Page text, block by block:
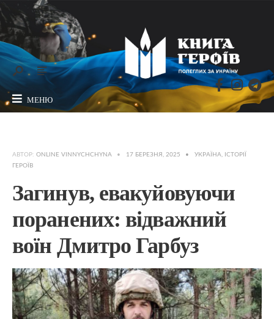
МЕНЮ
АВТОР: ONLINE VINNYCHCHYNA • 17 БЕРЕЗНЯ, 2025 • УКРАЇНА, ІСТОРІЇ
ГЕРОЇВ
Загинув, евакуйовуючи
поранених: відважний
воїн Дмитро Гарбуз